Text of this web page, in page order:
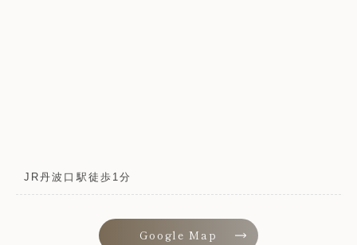
JR丹波口駅徒歩1分
Google Map